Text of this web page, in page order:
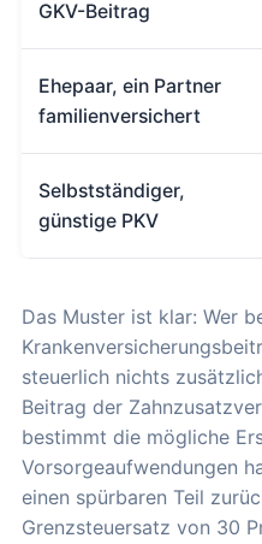
GKV-Beitrag
Ehepaar, ein Partner
familienversichert
Selbstständiger,
günstige PKV
Das Muster ist klar: Wer
steuerlich nichts
Beitrag der
bestimmt die mögliche
Vorsorgeaufwendungen
einen spürbaren Teil
Grenzsteuersatz von 30